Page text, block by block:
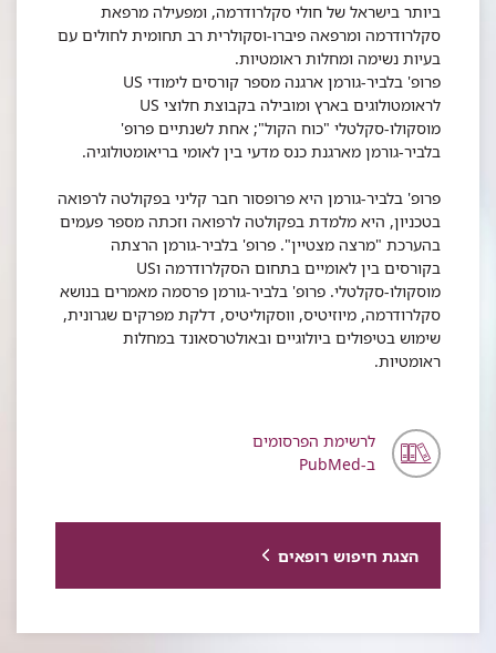
ביותר בישראל של חולי סקלרודרמה, ומפעילה מרפאת
סקלרודרמה ומרפאה פיברו-וסקולרית רב תחומית לחולים עם
בעיות נשימה ומחלות ראומטיות.
פרופ' בלביר-גורמן ארגנה מספר קורסים לימודי US
לראומטולוגים בארץ ומובילה בקבוצת חלוצי US
מוסקולו-סקלטלי "כוח הקול"; אחת לשנתיים פרופ'
בלביר-גורמן מארגנת כנס מדעי בין לאומי בריאומטולוגיה.
פרופ' בלביר-גורמן היא פרופסור חבר קליני בפקולטה לרפואה
בטכניון, היא מלמדת בפקולטה לרפואה וזכתה מספר פעמים
בהערכת "מרצה מצטיין". פרופ' בלביר-גורמן הרצתה
בקורסים בין לאומיים בתחום הסקלרודרמה וUS
מוסקולו-סקלטלי. פרופ' בלביר-גורמן פרסמה מאמרים בנושא
סקלרודרמה, מיוזיטיס, ווסקוליטיס, דלקת מפרקים שגרונית,
שימוש בטיפולים ביולוגיים ובאולטרסאונד במחלות
ראומטיות.
לרשימת הפרסומים
ב-PubMed
הצגת חיפוש רופאים